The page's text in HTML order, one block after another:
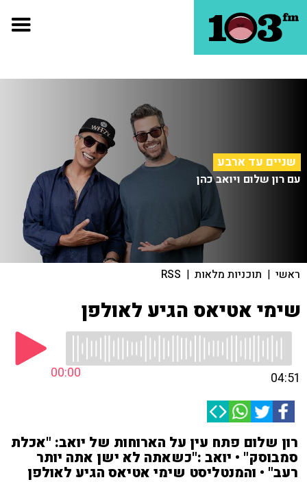
שניים עד ארבע
עם רון שלום ויואב כהן
ראשי | תוכניות מלאות |
RSS
שימי אטיאס הגיע לאולפן
00:00 04:51
רון שלום פתח עין על הארוחות של יואב: "אכלת
סמבוסק" • יואב :"כשאתה לא ישן אתה יותר
רעב" • והמנטליסט שימי אטיאס הגיע לאולפן